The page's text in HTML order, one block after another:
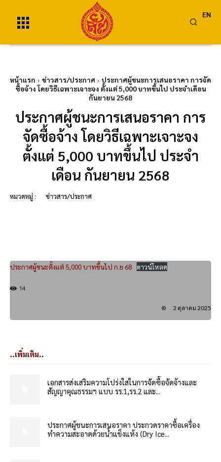
EN
หน้าแรก ข่าวสาร/ประกาศ
ประกาศผู้ชนะการเสนอราคา การจัด
ซื้อจ้าง โดยวิธีเฉพาะเจาะจง ตั้งแต่ 5,000 บาทขึ้นไป ประจำเดือน
กันยายน 2568
ประกาศผู้ชนะการเสนอราคา การ
จัดซื้อจ้าง โดยวิธีเฉพาะเจาะจง
ตั้งแต่ 5,000 บาทขึ้นไป ประจำ
เดือน กันยายน 2568
หมวดหมู่ : ข่าวสาร/ประกาศ
ประกาศผู้ชนะตั้งแต่ 5,000 บาทขึ้นไป ก.ย 68 ดาวน์โหลด
14
2 ตุลาคม 2025
..เพิ่มเติม..
เอกสารส่งเสริมความโปร่งใสในการจัดซื้อจัดจ้างและ
สัญญาคุณธรรมฯ แบบ รร.1,รร.2 และ...
ประกาศผู้ชนะการเสนอราคา ประกวดราคาซื้อเครื่อง
ทำความสะอาดด้วยน้ำแข็งแห้ง (Dry Ice...